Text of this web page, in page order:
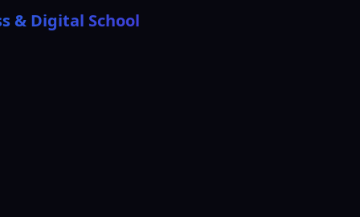
& Digital School